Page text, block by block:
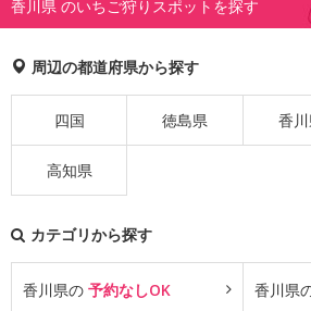
香川県 のいちご狩りスポットを探す
周辺の都道府県から探す
四国 徳島県 香
高知県
カテゴリから探す
香川県の 予約なしOK 香川県